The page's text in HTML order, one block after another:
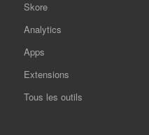
Skore
Analytics
Apps
Extensions
Tous les outils